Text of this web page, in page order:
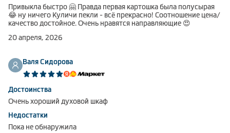
Привыкла быстро 🤗 Правда первая картошка была полусырая
😂 ну ничего Куличи пекли - всё прекрасно! Соотношение цена/
качество достойное. Очень нравятся направляющие 😍
20 апреля, 2026
Валя Сидорова
Достоинства
Очень хороший духовой шкаф
Недостатки
Пока не обнаружила